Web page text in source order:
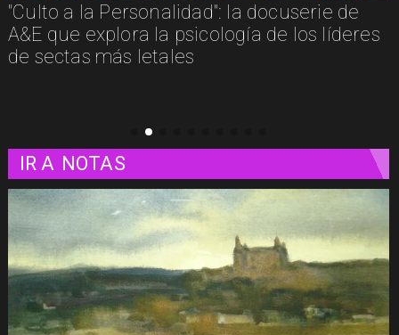
"Culto a la Personalidad": la docuserie de
A&E que explora la psicología de los líderes
de sectas más letales
IR A NOTAS